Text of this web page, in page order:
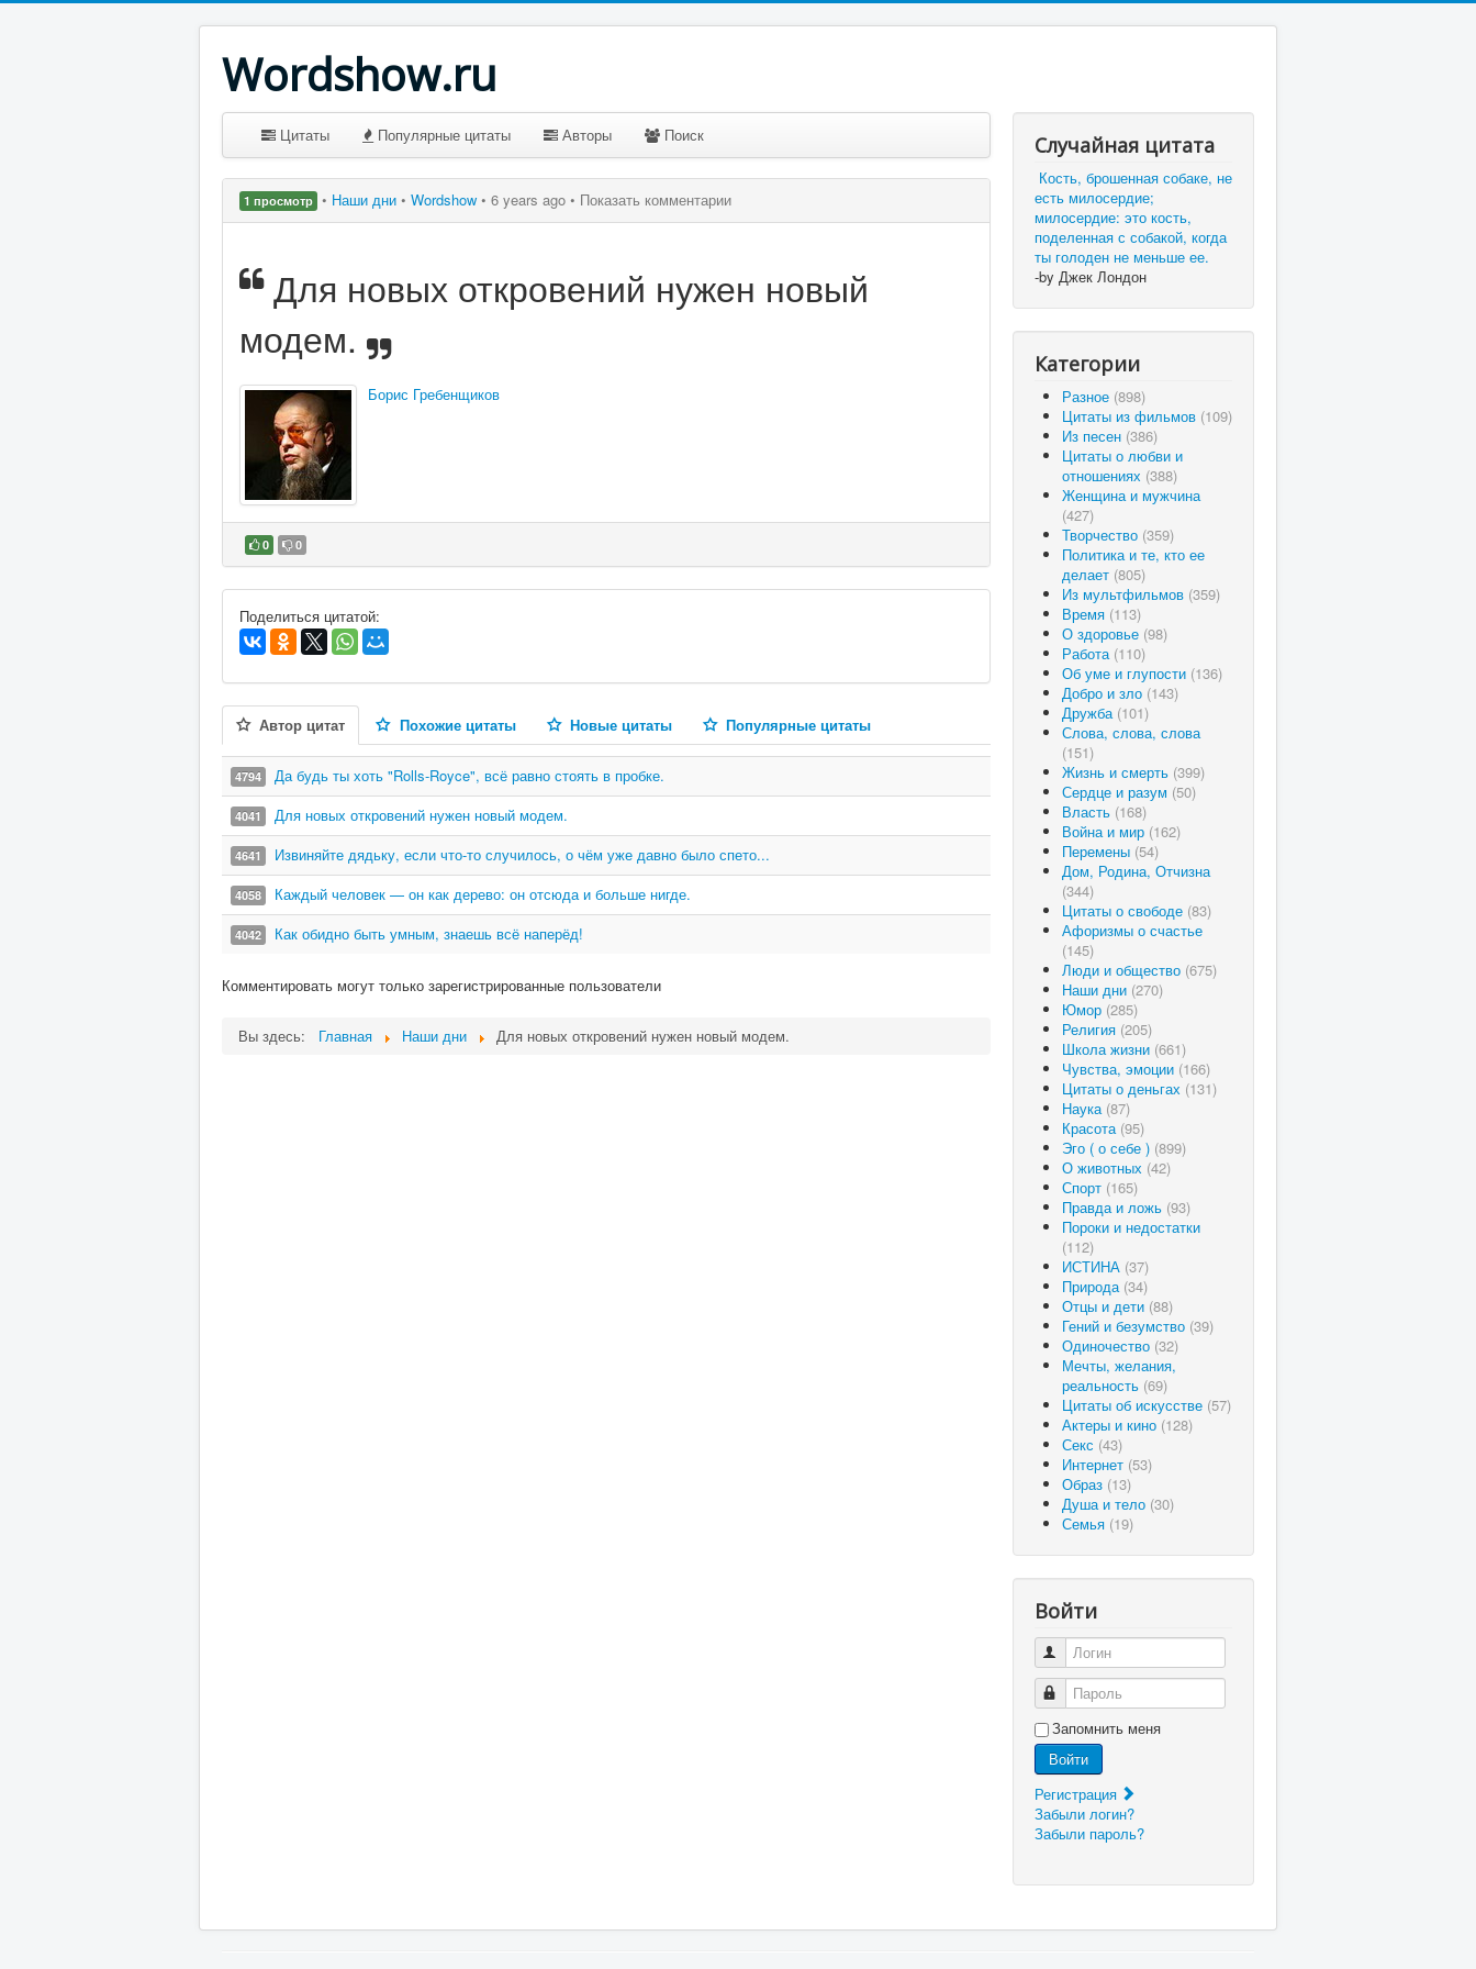
Wordshow.ru
Цитаты Популярные цитаты Авторы Поиск
1 просмотр • Наши дни • Wordshow • 6 years ago • Показать комментарии
Для новых откровений нужен новый
модем.
Борис Гребенщиков
0 0
В избранное
Поделиться цитатой:
Автор цитат Похожие цитаты Новые цитаты Популярные цитаты
4794 Да будь ты хоть "Rolls-Royce", всё равно стоять в пробке.
4041 Для новых откровений нужен новый модем.
4641 Извиняйте дядьку, если что-то случилось, о чём уже давно было спето...
4058 Каждый человек — он как дерево: он отсюда и больше нигде.
4042 Как обидно быть умным, знаешь всё наперёд!
Комментировать могут только зарегистрированные пользователи
Вы здесь: Главная Наши дни Для новых откровений нужен новый модем.
Случайная цитата
Кость, брошенная собаке, не
есть милосердие;
милосердие: это кость,
поделенная с собакой, когда
ты голоден не меньше ее.
-by Джек Лондон
Категории
Разное (898)
Цитаты из фильмов (109)
Из песен (386)
Цитаты о любви и
отношениях (388)
Женщина и мужчина
(427)
Творчество (359)
Политика и те, кто ее
делает (805)
Из мультфильмов (359)
Время (113)
О здоровье (98)
Работа (110)
Об уме и глупости (136)
Добро и зло (143)
Дружба (101)
Слова, слова, слова
(151)
Жизнь и смерть (399)
Сердце и разум (50)
Власть (168)
Война и мир (162)
Перемены (54)
Дом, Родина, Отчизна
(344)
Цитаты о свободе (83)
Афоризмы о счастье
(145)
Люди и общество (675)
Наши дни (270)
Юмор (285)
Религия (205)
Школа жизни (661)
Чувства, эмоции (166)
Цитаты о деньгах (131)
Наука (87)
Красота (95)
Эго ( о себе ) (899)
О животных (42)
Спорт (165)
Правда и ложь (93)
Пороки и недостатки
(112)
ИСТИНА (37)
Природа (34)
Отцы и дети (88)
Гений и безумство (39)
Одиночество (32)
Мечты, желания,
реальность (69)
Цитаты об искусстве (57)
Актеры и кино (128)
Секс (43)
Интернет (53)
Образ (13)
Душа и тело (30)
Семья (19)
Войти
Логин
Пароль
Запомнить меня
Войти
Регистрация
Забыли логин?
Забыли пароль?